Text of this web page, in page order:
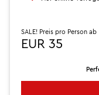
SALE! Preis pro Person ab
EUR 35